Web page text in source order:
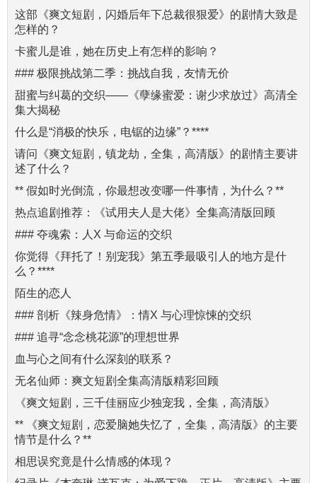
这部《爽文短剧，闪婚后年下总裁很狠爱》的剧情大致是
怎样的？
卡蜜儿是谁，她在历史上有怎样的影响？
### 极限挑战第二季：挑战自我，友情无价
甜蜜与纠葛的交织——《孽缘蜜爱：谢少求放过》高清全
集大揭秘
什么是“消极的快乐，电锯的边缘”？****
请问《爽文短剧，镇龙劫，全集，高清版》的剧情主要讲
述了什么？
** 假如时光倒流，你最想改变哪一件事情，为什么？**
热点追剧推荐：《试用夫人是大佬》全集高清版回顾
### 夺魂索：人X 与命运的交织
你觉得《拜托了！别宠我》第五季最吸引人的地方是什
么？****
陌生的恋人
### 剖析《辣身危情》：情X 与心理惊悚的交织
### 追寻“念念桃花源”的理想世界
血与心之间有什么深刻的联系？
无名仙师：爽文短剧全集高清版精彩回顾
《爽文短剧，三千佳丽应少独宠我，全集，高清版》
** 《爽文短剧，恋爱脑她失忆了，全集，高清版》的主要
情节是什么？**
相思误究竟是什么情感的体现？